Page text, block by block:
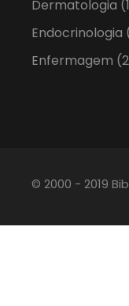
Dermatologia
Endocrinologia
Enfermagem
© 2000 - 2019